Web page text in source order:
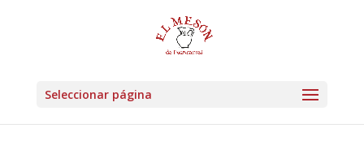
Seleccionar página